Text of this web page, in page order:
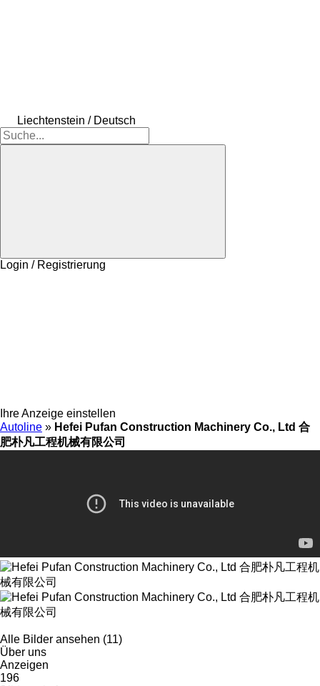
Liechtenstein / Deutsch
Login / Registrierung
Ihre Anzeige einstellen
Autoline » Hefei Pufan Construction Machinery Co., Ltd 合
肥朴凡工程机械有限公司
Alle Bilder ansehen (11)
Über uns
Anzeigen
196